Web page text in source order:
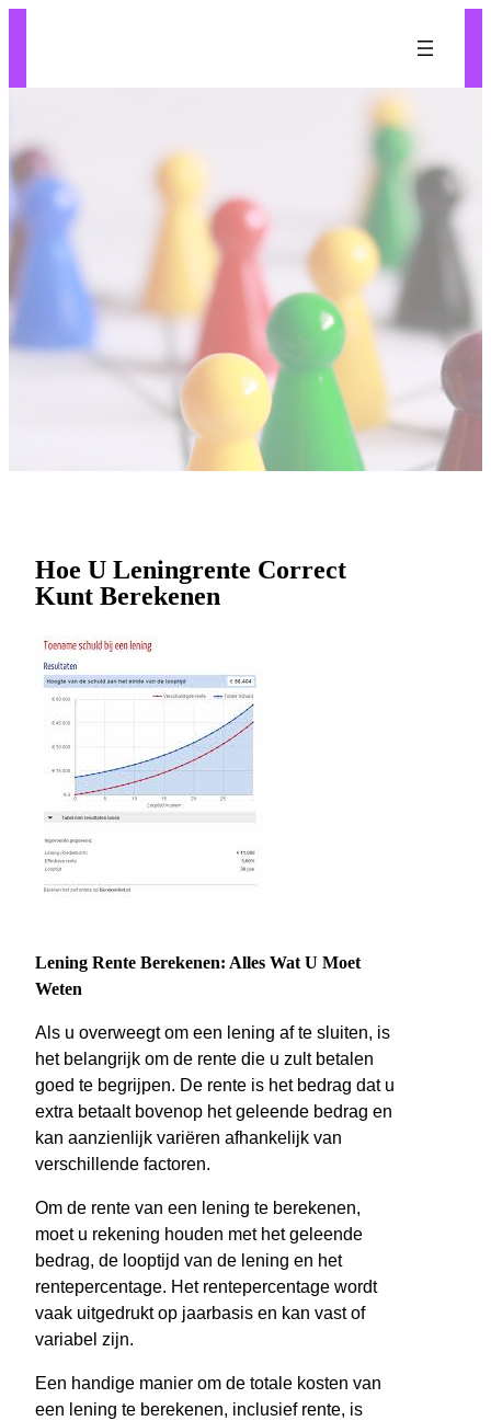
Hoe U Leningrente Correct
Kunt Berekenen
Lening Rente Berekenen: Alles Wat U Moet
Weten
Als u overweegt om een lening af te sluiten, is
het belangrijk om de rente die u zult betalen
goed te begrijpen. De rente is het bedrag dat u
extra betaalt bovenop het geleende bedrag en
kan aanzienlijk variëren afhankelijk van
verschillende factoren.
Om de rente van een lening te berekenen,
moet u rekening houden met het geleende
bedrag, de looptijd van de lening en het
rentepercentage. Het rentepercentage wordt
vaak uitgedrukt op jaarbasis en kan vast of
variabel zijn.
Een handige manier om de totale kosten van
een lening te berekenen, inclusief rente, is